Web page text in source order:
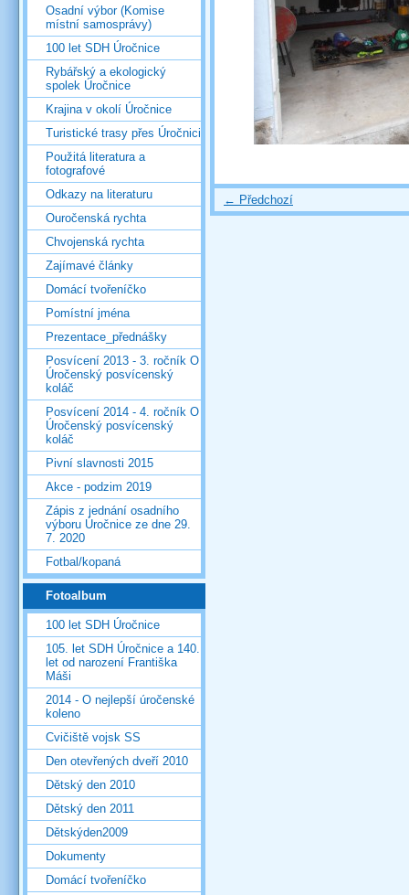
← Předchozí
Osadní výbor (Komise
místní samosprávy)
100 let SDH Úročnice
Rybářský a ekologický
spolek Úročnice
Krajina v okolí Úročnice
Turistické trasy přes Úročnici
Použitá literatura a
fotografové
Odkazy na literaturu
Ouročenská rychta
Chvojenská rychta
Zajímavé články
Domácí tvořeníčko
Pomístní jména
Prezentace_přednášky
Posvícení 2013 - 3. ročník O
Úročenský posvícenský
koláč
Posvícení 2014 - 4. ročník O
Úročenský posvícenský
koláč
Pivní slavnosti 2015
Akce - podzim 2019
Zápis z jednání osadního
výboru Úročnice ze dne 29.
7. 2020
Fotbal/kopaná
Fotoalbum
100 let SDH Úročnice
105. let SDH Úročnice a 140.
let od narození Františka
Máši
2014 - O nejlepší úročenské
koleno
Cvičiště vojsk SS
Den otevřených dveří 2010
Dětský den 2010
Dětský den 2011
Dětskýden2009
Dokumenty
Domácí tvořeníčko